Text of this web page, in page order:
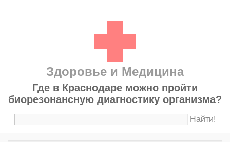
Здоровье и Медицина
Где в Краснодаре можно пройти
биорезонансную диагностику организма?
Найти!